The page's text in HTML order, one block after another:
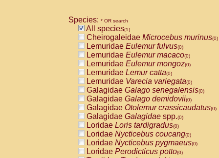
CebidaeCebus capucinus
CebidaeCebus nigrivittatus
CebidaeCebus spp.(0)
CebidaeSaimiri boliviensis(0)
CebidaeSaimiri sciureus(0)
AtelidaeAlouatta caraya(0)
AtelidaeAlouatta fusca(0)
AtelidaeAlouatta seniculus(0)
AtelidaeAlouattaspp.(0)
AtelidaeAteles belzebuth(0)
AtelidaeAteles geoffroyi(0)
AtelidaeAteles paniscus(0)
AtelidaeAtelesspp.(0)
AtelidaeLagothrix lagothricha(0)
AtelidaeLagothrix lagothricha cana
PitheciidaeCacajao calvus
Species: * OR search
All species(1)
Cheirogaleidae Microcebus murinus(0)
Lemuridae Eulemur fulvus(0)
Lemuridae Eulemur macaco(0)
Lemuridae Eulemur mongoz(0)
Lemuridae Lemur catta(0)
Lemuridae Varecia variegata(0)
Galagidae Galago senegalensis(0)
Galagidae Galago demidovii(0)
Galagidae Otolemur crassicaudatus(0)
Galagidae Galagidae spp.(0)
Loridae Loris tardigradus(0)
Loridae Nycticebus coucang(0)
Loridae Nycticebus pygmaeus(0)
Loridae Perodicticus potto(0)